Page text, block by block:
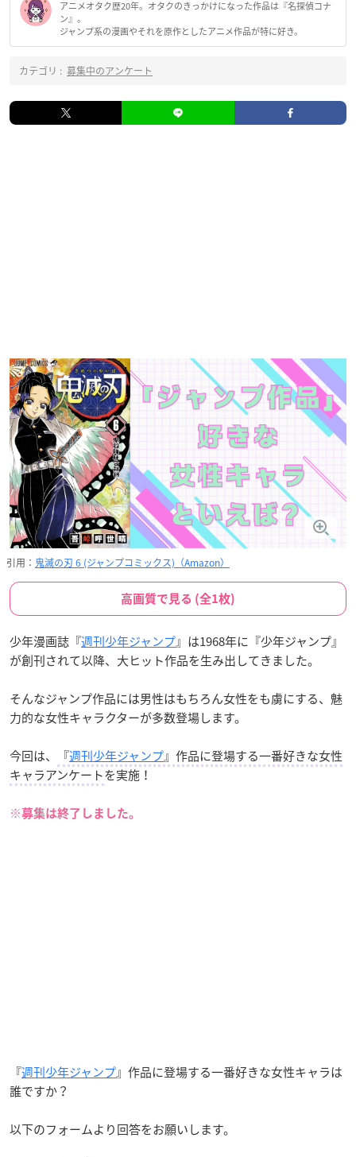
アニメオタク歴20年。オタクのきっかけになった作品は『名探偵コナ
ン』。
ジャンプ系の漫画やそれを原作としたアニメ作品が特に好き。
カテゴリ : 募集中のアンケート
引用： 鬼滅の刃 6 (ジャンプコミックス)（Amazon）
高画質で見る (全1枚)
少年漫画誌『週刊少年ジャンプ』は1968年に『少年ジャンプ』
が創刊されて以降、大ヒット作品を生み出してきました。
そんなジャンプ作品には男性はもちろん女性をも虜にする、魅
力的な女性キャラクターが多数登場します。
今回は、 『週刊少年ジャンプ』作品に登場する一番好きな女性
キャラアンケートを実施！
※募集は終了しました。
『週刊少年ジャンプ』作品に登場する一番好きな女性キャラは
誰ですか？
以下のフォームより回答をお願いします。